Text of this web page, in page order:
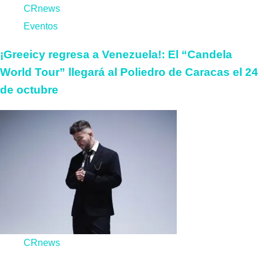
CRnews
Eventos
¡Greeicy regresa a Venezuela!: El “Candela
World Tour” llegará al Poliedro de Caracas el 24
de octubre
CRnews